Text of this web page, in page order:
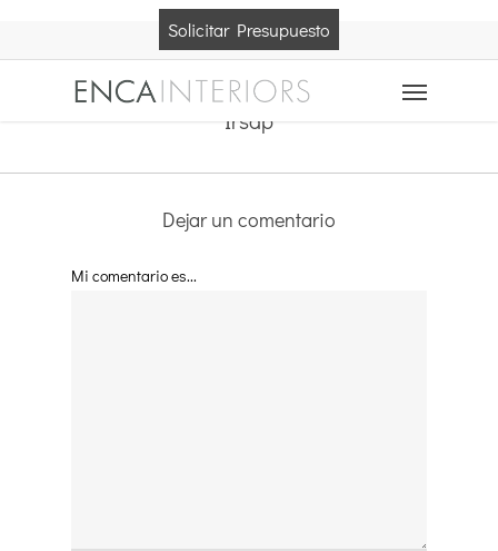
Solicitar Presupuesto
Menu
Irsap
Dejar un comentario
Mi comentario es...